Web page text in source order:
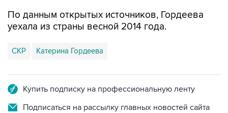
По данным открытых источников, Гордеева
уехала из страны весной 2014 года.
СКР Катерина Гордеева
Купить подписку на профессиональную ленту
Подписаться на рассылку главных новостей сайта